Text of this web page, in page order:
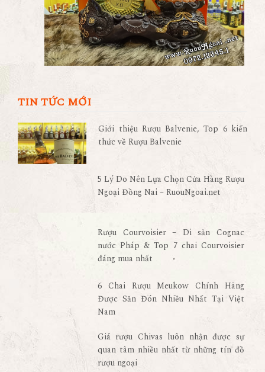
TIN TỨC MỚI
Giới thiệu Rượu Balvenie, Top 6 kiến
thức về Rượu Balvenie
5 Lý Do Nên Lựa Chọn Cửa Hàng Rượu
Ngoại Đồng Nai – RuouNgoai.net
Rượu Courvoisier – Di sản Cognac
nước Pháp & Top 7 chai Courvoisier
đáng mua nhất
6 Chai Rượu Meukow Chính Hãng
Được Săn Đón Nhiều Nhất Tại Việt
Nam
Giá rượu Chivas luôn nhận được sự
quan tâm nhiều nhất từ những tín đồ
rượu ngoại